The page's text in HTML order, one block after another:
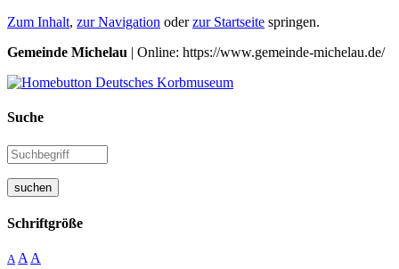
Zum Inhalt, zur Navigation oderzur Startseite springen.
Gemeinde Michelau | Online: https://www.gemeinde-michelau.de/
Suche
suchen
Schriftgröße
A A A